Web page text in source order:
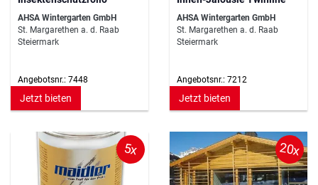
AHSA Wintergarten GmbH
St. Margarethen a. d. Raab
Steiermark
Angebotsnr.: 7448
Jetzt bieten
AHSA Wintergarten GmbH
St. Margarethen a. d. Raab
Steiermark
Angebotsnr.: 7212
Jetzt bieten
5x 20x